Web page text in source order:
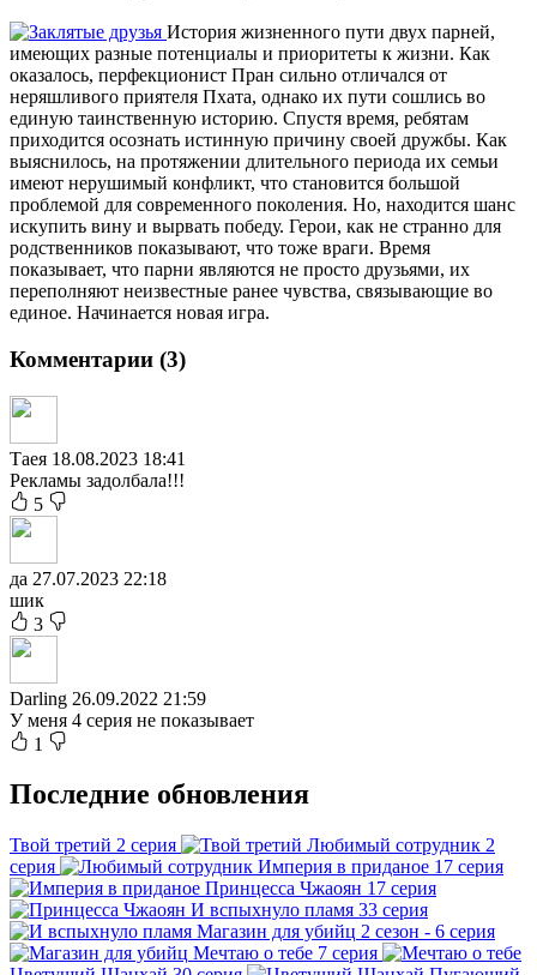
История жизненного пути двух парней,
имеющих разные потенциалы и приоритеты к жизни. Как
оказалось, перфекционист Пран сильно отличался от
неряшливого приятеля Пхата, однако их пути сошлись во
единую таинственную историю. Спустя время, ребятам
приходится осознать истинную причину своей дружбы. Как
выяснилось, на протяжении длительного периода их семьи
имеют нерушимый конфликт, что становится большой
проблемой для современного поколения. Но, находится шанс
искупить вину и вырвать победу. Герои, как не странно для
родственников показывают, что тоже враги. Время
показывает, что парни являются не просто друзьями, их
переполняют неизвестные ранее чувства, связывающие во
единое. Начинается новая игра.
Комментарии (3)
Таея 18.08.2023 18:41
Рекламы задолбала!!!
5
да 27.07.2023 22:18
шик
3
Darling 26.09.2022 21:59
У меня 4 серия не показывает
1
Последние обновления
Твой третий 2 серия Любимый сотрудник 2
серия
Империя в приданое 17 серия
Принцесса Чжаоян 17 серия
И вспыхнуло пламя 33 серия
Магазин для убийц 2 сезон - 6 серия
Мечтаю о тебе 7 серия